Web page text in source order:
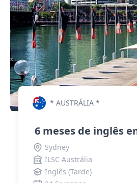
* AUSTRÁLIA *
6 meses de inglês
Sydney
ILSC Austrália
Inglês (Tarde)